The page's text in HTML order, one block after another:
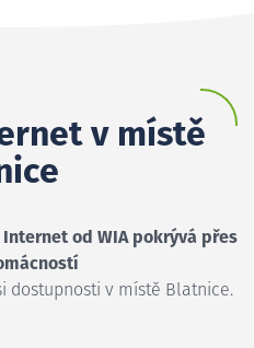
v místě
Internet od WIA pokrývá přes
dostupnosti v místě Blatnice.